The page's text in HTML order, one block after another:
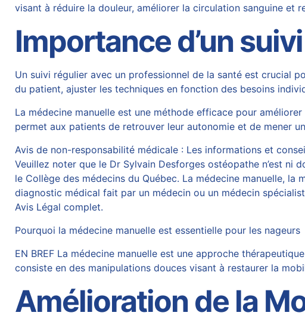
visant à réduire la douleur, améliorer la circulation sanguine et
Importance d’un
Un suivi régulier avec un professionnel de la santé est crucial
du patient, ajuster les techniques en fonction des besoins
La médecine manuelle est une méthode efficace pour
permet aux patients de retrouver leur autonomie et de mener
Avis de non-responsabilité médicale : Les informations et
Veuillez noter que le Dr Sylvain Desforges ostéopathe n’est ni
le Collège des médecins du Québec. La médecine manuelle,
diagnostic médical fait par un médecin ou un médecin
Avis Légal complet.
Pourquoi la médecine manuelle est essentielle pour les nageurs
EN BREF La médecine manuelle est une approche
consiste en des manipulations douces visant à restaurer la
Amélioration de la